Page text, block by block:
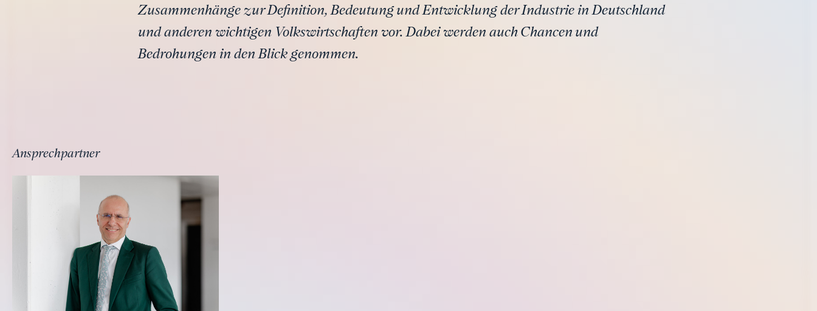
Zusammenhänge zur Definition, Bedeutung und Entwicklung der Industrie in Deutschland
und anderen wichtigen Volkswirtschaften vor. Dabei werden auch Chancen und
Bedrohungen in den Blick genommen.
Ansprechpartner